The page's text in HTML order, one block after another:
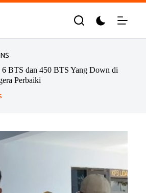
BTS dan 450 BTS Yang Down di
Perbaiki